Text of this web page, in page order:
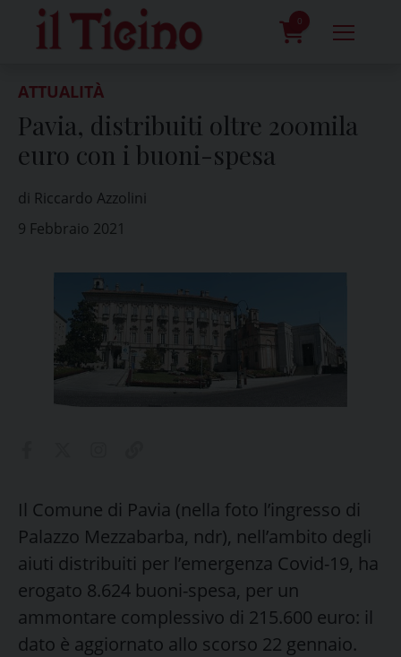
content
0
ATTUALITÀ
Pavia, distribuiti oltre 200mila
euro con i buoni-spesa
di Riccardo Azzolini
9 Febbraio 2021
Il Comune di Pavia (nella foto l’ingresso di
Palazzo Mezzabarba, ndr), nell’ambito degli
aiuti distribuiti per l’emergenza Covid-19, ha
erogato 8.624 buoni-spesa, per un
ammontare complessivo di 215.600 euro: il
dato è aggiornato allo scorso 22 gennaio.